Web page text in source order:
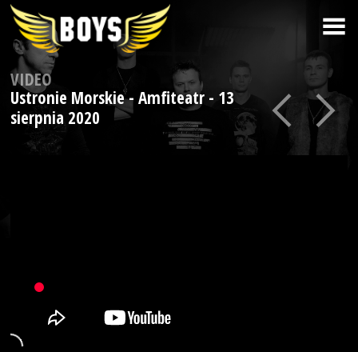
VIDEO
Ustronie Morskie - Amfiteatr - 13
sierpnia 2020